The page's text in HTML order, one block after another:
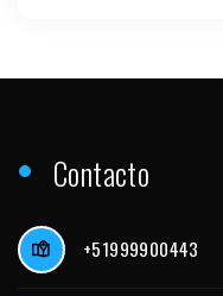
Contacto
+51999900443